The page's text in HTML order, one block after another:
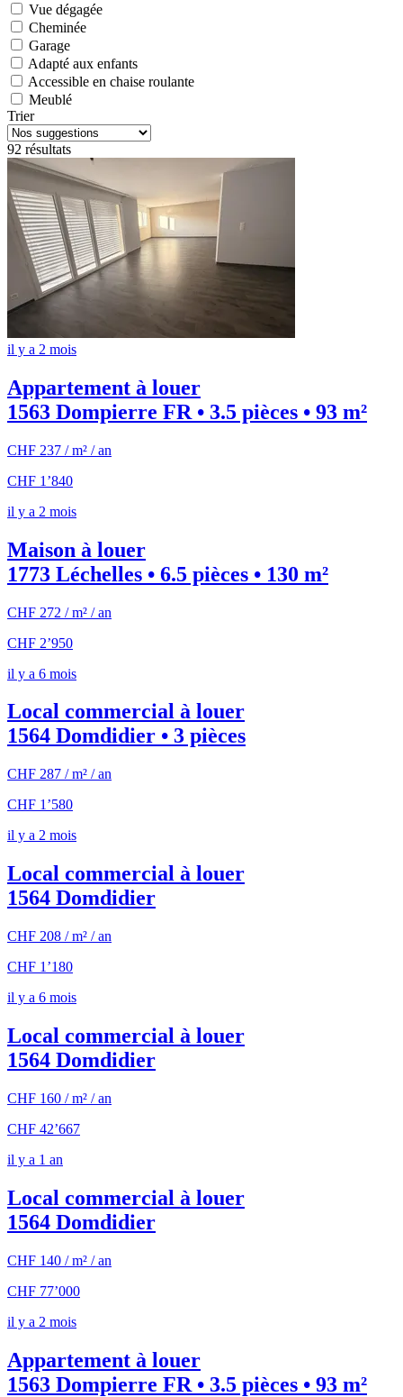
Vue dégagée
Cheminée
Garage
Adapté aux enfants
Accessible en chaise roulante
Meublé
Trier
92 résultats
il y a 2 mois
Appartement à louer
1563 Dompierre FR • 3.5 pièces • 93 m²
CHF 237 / m² / an
CHF 1’840
il y a 2 mois
Maison à louer
1773 Léchelles • 6.5 pièces • 130 m²
CHF 272 / m² / an
CHF 2’950
il y a 6 mois
Local commercial à louer
1564 Domdidier • 3 pièces
CHF 287 / m² / an
CHF 1’580
il y a 2 mois
Local commercial à louer
1564 Domdidier
CHF 208 / m² / an
CHF 1’180
il y a 6 mois
Local commercial à louer
1564 Domdidier
CHF 160 / m² / an
CHF 42’667
il y a 1 an
Local commercial à louer
1564 Domdidier
CHF 140 / m² / an
CHF 77’000
il y a 2 mois
Appartement à louer
1563 Dompierre FR • 3.5 pièces • 93 m²